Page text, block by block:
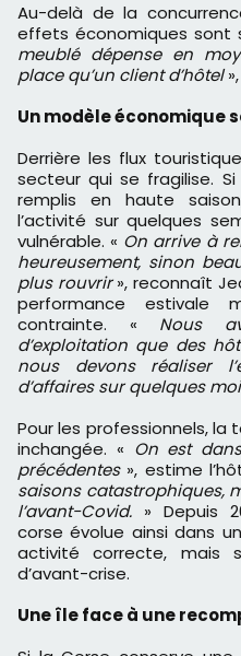
Au-delà de la
effets économiques sont
meublé dépense en
place qu’un client d’hôtel
Un modèle économique
Derrière les flux
secteur qui se fragilise.
remplis en haute
l’activité sur quelques
vulnérable. « On arrive à
heureusement, sinon
plus rouvrir», reconnaît
performance estivale
contrainte. « Nous
d’exploitation que des
nous devons réaliser
d’affaires sur quelques
Pour les professionnels,
inchangée. « On est
précédentes », estime
saisons catastrophiques,
l’avant-Covid. » Depuis
corse évolue ainsi dans
activité correcte, mais
d’avant-crise.
Une île face à une